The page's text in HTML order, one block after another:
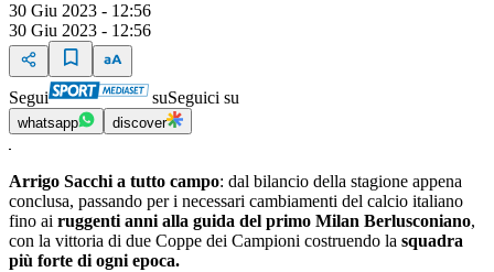
30 Giu 2023 - 12:56
30 Giu 2023 - 12:56
Segui suSeguici su
whatsapp discover
Arrigo Sacchi a tutto campo: dal bilancio della stagione appena
conclusa, passando per i necessari cambiamenti del calcio italiano
fino ai ruggenti anni alla guida del primo Milan Berlusconiano,
con la vittoria di due Coppe dei Campioni costruendo la squadra
più forte di ogni epoca.